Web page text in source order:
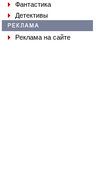
Фантастика
Детективы
Реклама на сайте